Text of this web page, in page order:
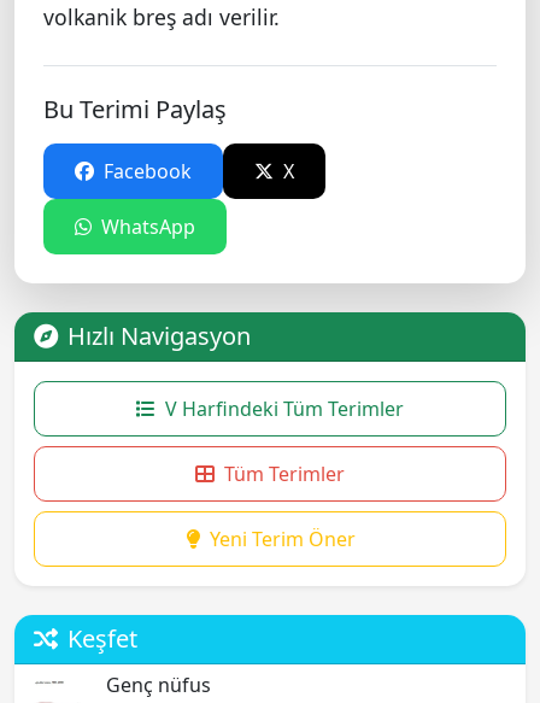
volkanik breş adı verilir.
Bu Terimi Paylaş
Facebook X
WhatsApp
Hızlı Navigasyon
V Harfindeki Tüm Terimler
Tüm Terimler
Yeni Terim Öner
Keşfet
Genç nüfus